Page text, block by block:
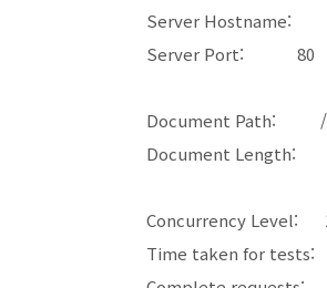
Server Hostname:
Server Port: 80
Document
Concurrency Level:
Time taken for